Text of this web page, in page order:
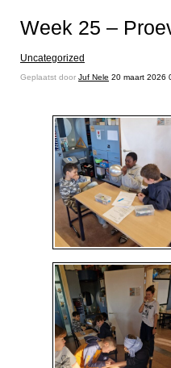
Week 25 –
Uncategorized
Geplaatst door Juf Nele 20 maart 2026